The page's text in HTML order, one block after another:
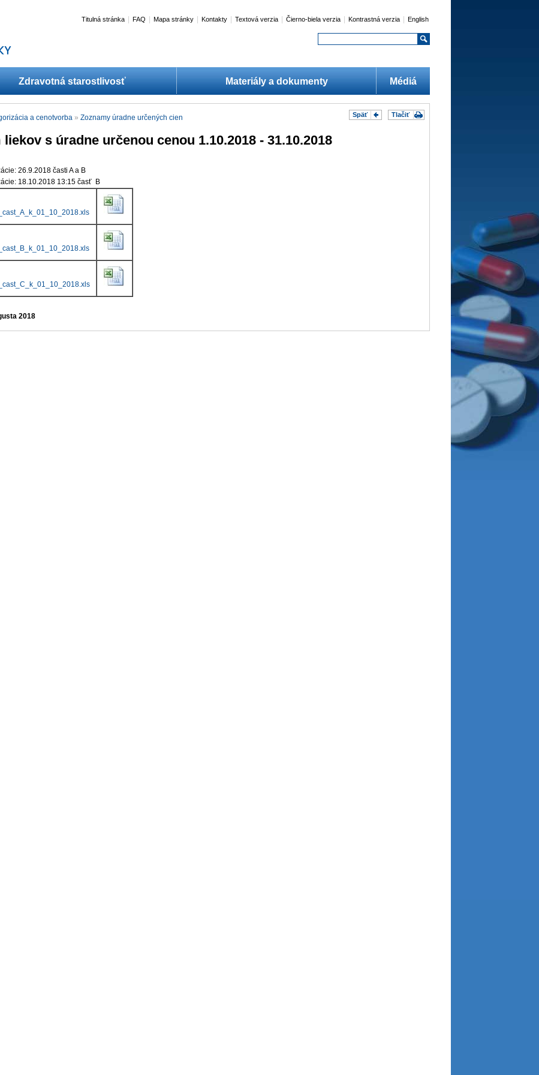
Titulná stránka FAQ Mapa stránky Kontakty Textová verzia Čierno-biela verzia Kontrastná verzia English
Zdravotná starostlivosť Materiály a dokumenty Médiá
Tlačiť
Späť
a cenotvorba » Zoznamy úradne určených cien​
liekov s úradne určenou cenou 1.10.2018 - 31.10.2018
26.9.2018 časti A a B
18.10.2018 13:15 časť B
2018